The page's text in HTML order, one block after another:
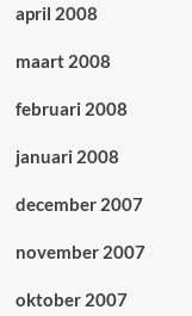
april 2008
maart 2008
februari 2008
januari 2008
december 2007
november 2007
oktober 2007